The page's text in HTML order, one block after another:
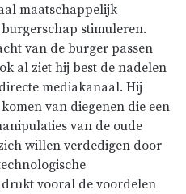
maatschappelijk
stimuleren.
van de burger passen
al ziet hij best de nadelen
mediakanaal. Hij
van diegenen die een
van de oude
willen verdedigen door
vooral de voordelen